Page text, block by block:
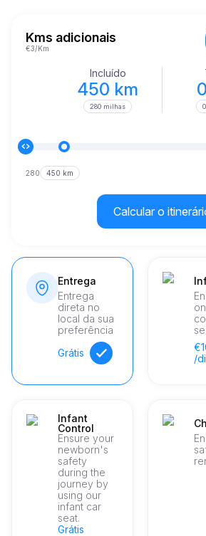
Kms adicionais
€3/Km
Incluído
450 km
280 milhas
280 450 km
Calcular o
Entrega
Entrega
direta no
local da sua
preferência
Grátis
/
Infant
Control
Ensure your
newborn's
safety
during the
journey by
using our
infant car
seat.
Grátis